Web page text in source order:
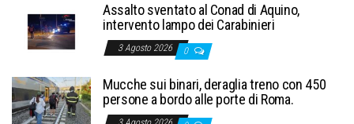
Assalto sventato al Conad di Aquino,
intervento lampo dei Carabinieri
3 Agosto 2026 0
Mucche sui binari, deraglia treno con 450
persone a bordo alle porte di Roma.